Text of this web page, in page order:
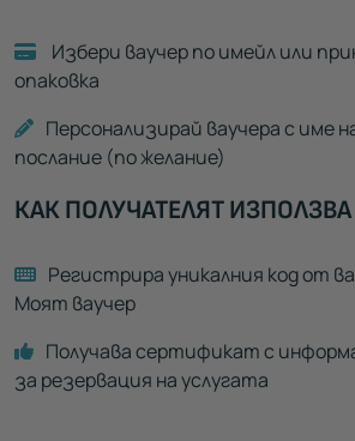
Избери ваучер по имейл или
опаковка
Персонализирай ваучера с име
послание (по желание)
КАК ПОЛУЧАТЕЛЯТ
Регистрира уникалния код от
Моят ваучер
Получава сертификат с
за резервация на услугата